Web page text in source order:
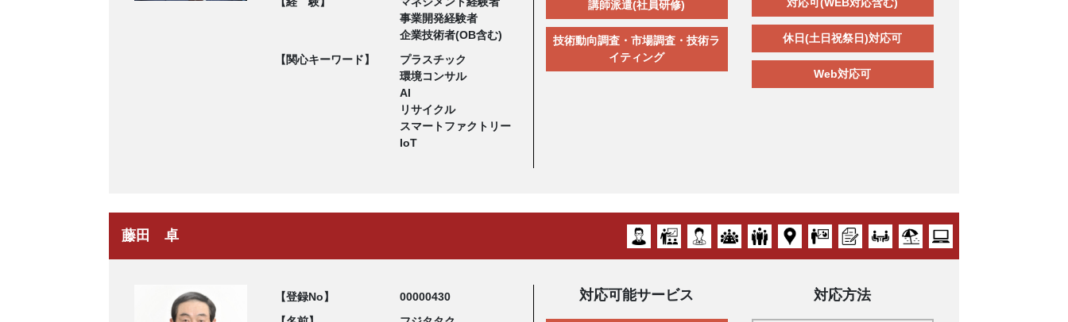
事業開発経験者
企業技術者(OB含む)
【関心キーワード】
プラスチック
環境コンサル
AI
リサイクル
スマートファクトリー
IoT
講師派遣(社員研修)
技術動向調査・市場調査・技術ラ
イティング
休日(土日祝祭日)対応可
Web対応可
藤田 卓
【登録No】
00000430
対応可能サービス 対応方法